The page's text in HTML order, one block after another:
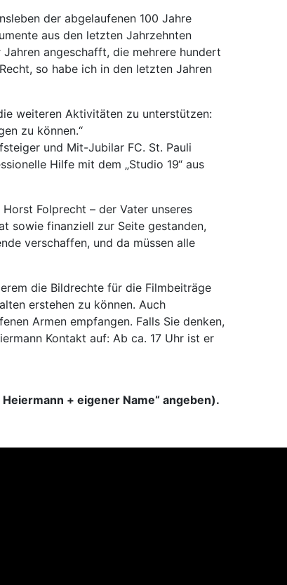
der abgelaufenen 100 Jahre
aus den letzten Jahrzehnten
angeschafft, die mehrere hundert
so habe ich in den letzten Jahren
weiteren Aktivitäten zu unterstützen:
zu können.“
und Mit-Jubilar FC. St. Pauli
Hilfe mit dem „Studio 19“ aus
Folprecht – der Vater unseres
sowie finanziell zur Seite gestanden,
verschaffen, und da müssen alle
die Bildrechte für die Filmbeiträge
erstehen zu können. Auch
Armen empfangen. Falls Sie denken,
Kontakt auf: Ab ca. 17 Uhr ist er
+ eigener Name“ angeben).